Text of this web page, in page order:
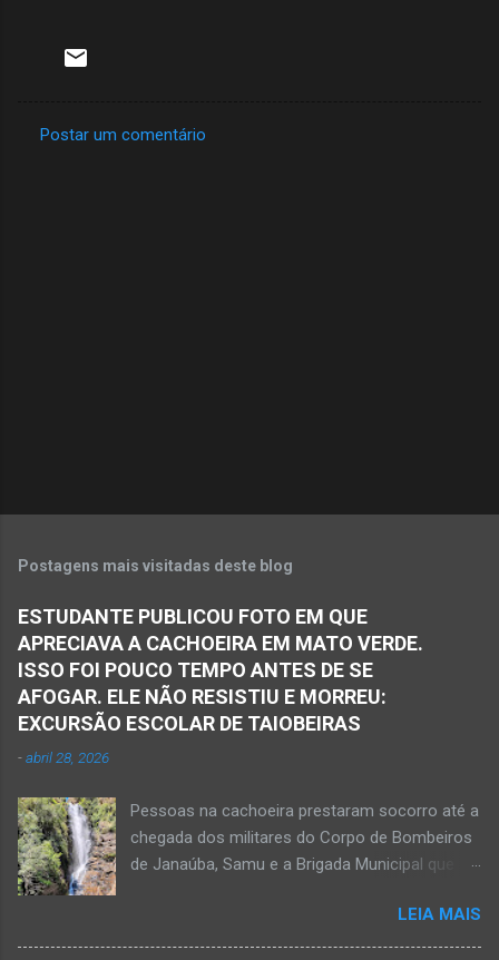
Postar um comentário
Postagens mais visitadas deste blog
ESTUDANTE PUBLICOU FOTO EM QUE
APRECIAVA A CACHOEIRA EM MATO VERDE.
ISSO FOI POUCO TEMPO ANTES DE SE
AFOGAR. ELE NÃO RESISTIU E MORREU:
EXCURSÃO ESCOLAR DE TAIOBEIRAS
-abril 28, 2026
Pessoas na cachoeira prestaram socorro até a
chegada dos militares do Corpo de Bombeiros
de Janaúba, Samu e a Brigada Municipal que
resistiu e foi a óbito Foto álbum pessoal Kauan
Pereira Alves publicou em sua rede social a
LEIA MAIS